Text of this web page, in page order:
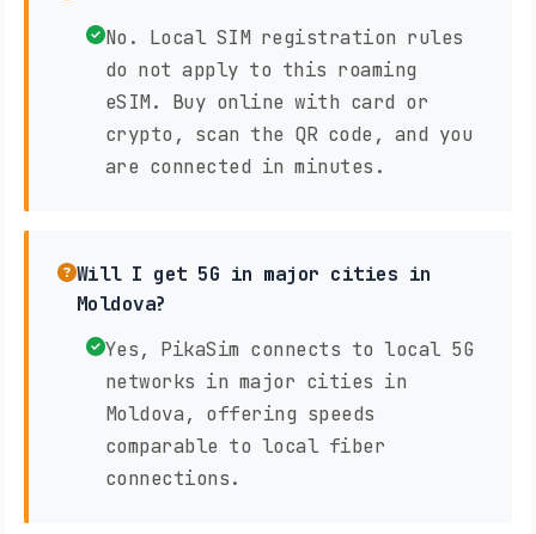
No. Local SIM registration rules
do not apply to this roaming
eSIM. Buy online with card or
crypto, scan the QR code, and you
are connected in minutes.
Will I get 5G in major cities in
Moldova?
Yes, PikaSim connects to local 5G
networks in major cities in
Moldova, offering speeds
comparable to local fiber
connections.